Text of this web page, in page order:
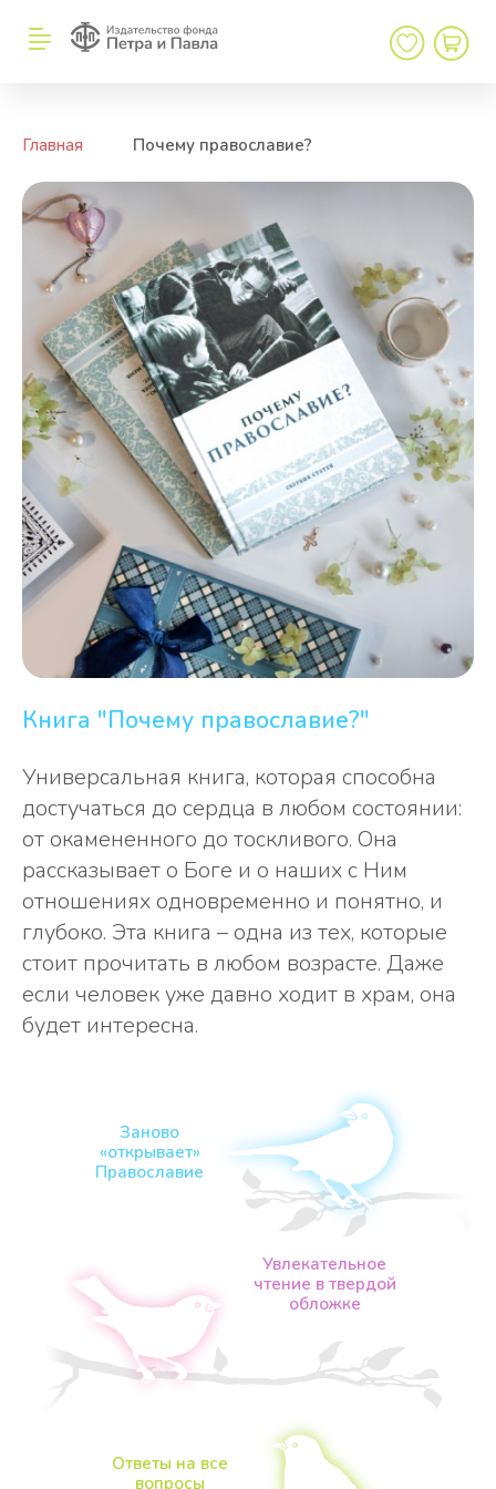
Главная Почему православие?
Книга "Почему православие?"
Универсальная книга, которая способна
достучаться до сердца в любом состоянии:
от окамененного до тоскливого. Она
рассказывает о Боге и о наших с Ним
отношениях одновременно и понятно, и
глубоко. Эта книга – одна из тех, которые
стоит прочитать в любом возрасте. Даже
если человек уже давно ходит в храм, она
будет интересна.
чтение в твердой
обложке